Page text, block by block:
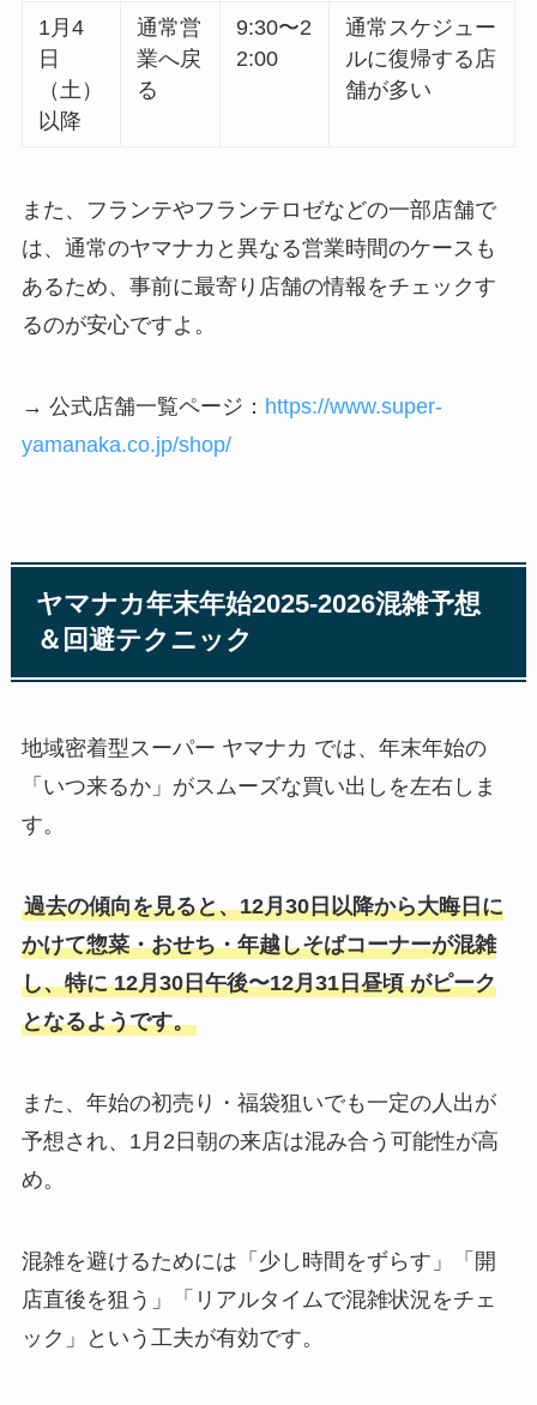
1月4
日
（土）
以降
通常営
業へ戻
る
9:30〜2
2:00
通常スケジュー
ルに復帰する店
舗が多い
また、フランテやフランテロゼなどの一部店舗で
は、通常のヤマナカと異なる営業時間のケースも
あるため、事前に最寄り店舗の情報をチェックす
るのが安心ですよ。
→ 公式店舗一覧ページ： https://www.super-
yamanaka.co.jp/shop/
ヤマナカ年末年始2025-2026混雑予想
＆回避テクニック
地域密着型スーパー ヤマナカ では、年末年始の
「いつ来るか」がスムーズな買い出しを左右しま
す。
過去の傾向を見ると、12月30日以降から大晦日に
かけて惣菜・おせち・年越しそばコーナーが混雑
し、特に 12月30日午後〜12月31日昼頃 がピーク
となるようです。
また、年始の初売り・福袋狙いでも一定の人出が
予想され、1月2日朝の来店は混み合う可能性が高
め。
混雑を避けるためには「少し時間をずらす」「開
店直後を狙う」「リアルタイムで混雑状況をチェ
ック」という工夫が有効です。